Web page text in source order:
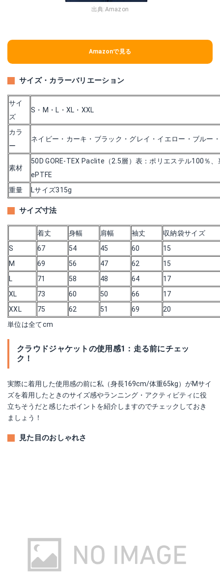
出典:Amazon
Amazonで見る
サイズ・カラーバリエーション
サイ
ズ
S・M・L・XL・XXL
カラ
ー
ネイビー・カーキ・ブラック・グレイ・イエロー・ブルー
素材
50D GORE-TEX Paclite（2.5層）表：ポリエステル100％、
ePTFE
重量
Lサイズ315g
サイズ寸法
着丈 身幅 肩幅 袖丈
収納袋サイズ
S
67 54 45 60
15
M
69 56 47 62
15
L
71 58 48 64
17
XL
73 60 50 66
17
XXL
75 62 51 69
20
単位は全てcm
クラウドジャケットの使用感1：走る前にチェッ
ク！
実際に着用した使用感の前に私（身長169cm/体重65kg）がMサイ
ズを着用したときのサイズ感やランニング・アクティビティに役
立ちそうだと感じたポイントを紹介しますのでチェックしておき
ましょう！
見た目のおしゃれさ